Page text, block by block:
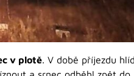
v plotě . V době příjezdu